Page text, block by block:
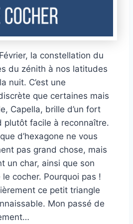
la constellation du
du zénith à nos latitudes
nuit. C’est une
que certaines mais
Capella, brille d’un fort
plutôt facile à reconnaître.
d’hexagone ne vous
pas grand chose, mais
un char, ainsi que son
cocher. Pourquoi pas !
ce petit triangle
Mon passé de